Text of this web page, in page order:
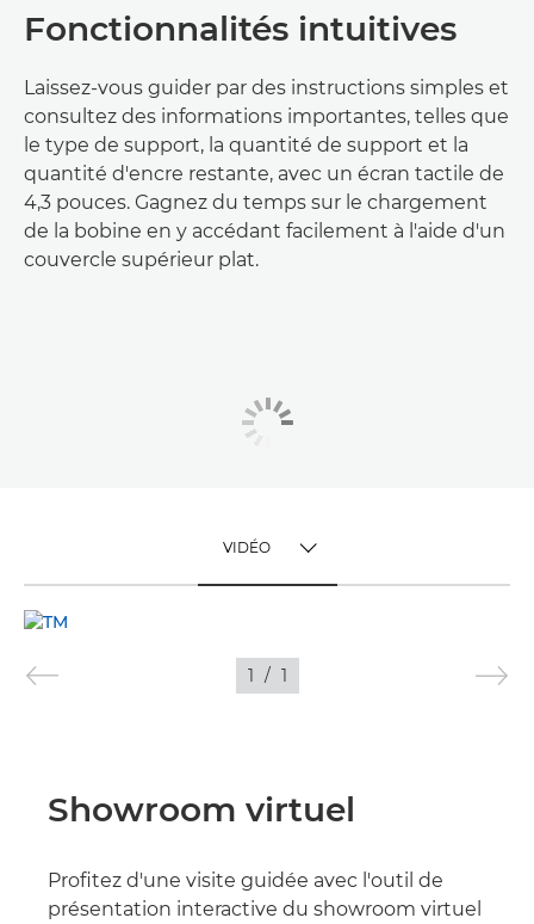
Fonctionnalités intuitives
Laissez-vous guider par des instructions simples et
consultez des informations importantes, telles que
le type de support, la quantité de support et la
quantité d'encre restante, avec un écran tactile de
4,3 pouces. Gagnez du temps sur le chargement
de la bobine en y accédant facilement à l'aide d'un
couvercle supérieur plat.
VIDÉO
IMAGES
1 / 1
Showroom virtuel
Profitez d'une visite guidée avec l'outil de
présentation interactive du showroom virtuel